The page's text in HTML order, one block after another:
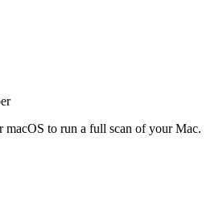
to run a full scan of your Mac.